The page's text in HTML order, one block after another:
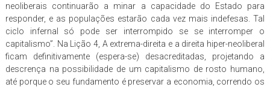
neoliberais continuarão a minar a capacidade do Estado para
responder, e as populações estarão cada vez mais indefesas. Tal
ciclo infernal só pode ser interrompido se se interromper o
capitalismo”. Na Lição 4, A extrema-direita e a direita hiper-neoliberal
ficam definitivamente (espera-se) desacreditadas, projetando a
descrença na possibilidade de um capitalismo de rosto humano,
até porque o seu fundamento é preservar a economia, correndo os